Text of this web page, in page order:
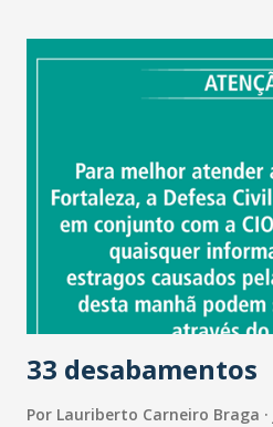
33 desabamentos
Por Lauriberto Carneiro Braga